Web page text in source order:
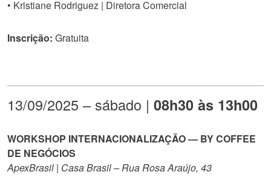
• Kristiane Rodriguez | Diretora Comercial
Inscrição: Gratuita
13/09/2025 – sábado | 08h30 às 13h00
WORKSHOP INTERNACIONALIZAÇÃO — BY COFFEE
DE NEGÓCIOS
ApexBrasil | Casa Brasil – Rua Rosa Araújo, 43